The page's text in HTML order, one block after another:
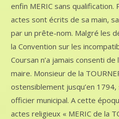
enfin MERIC sans
actes sont écrits de sa main,
par un prête-nom. Malgré les
la Convention sur les
Coursan n’a jamais consenti
maire. Monsieur de la
ostensiblement jusqu’en 1794,
officier municipal. A cette
actes religieux « MERIC de la